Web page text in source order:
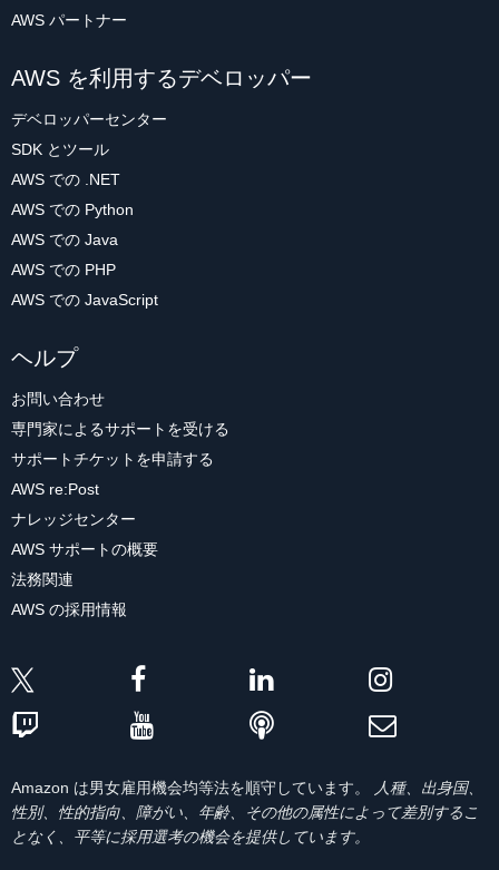
AWS パートナー
AWS を利用するデベロッパー
デベロッパーセンター
SDK とツール
AWS での .NET
AWS での Python
AWS での Java
AWS での PHP
AWS での JavaScript
ヘルプ
お問い合わせ
専門家によるサポートを受ける
サポートチケットを申請する
AWS re:Post
ナレッジセンター
AWS サポートの概要
法務関連
AWS の採用情報
Amazon は男女雇用機会均等法を順守しています。
人種、出身国、
性別、性的指向、障がい、年齢、その他の属性によって差別するこ
となく、平等に採用選考の機会を提供しています。